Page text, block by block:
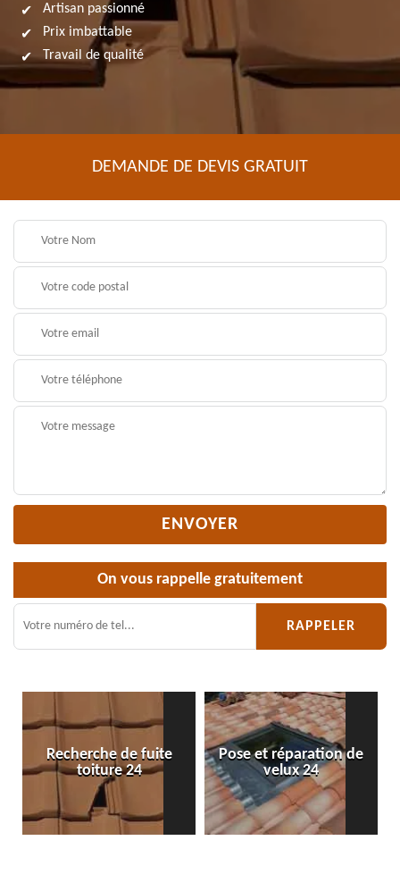
Artisan passionné
Prix imbattable
Travail de qualité
DEMANDE DE DEVIS GRATUIT
On vous rappelle gratuitement
Recherche de fuite
toiture 24
Pose et réparation de
velux 24